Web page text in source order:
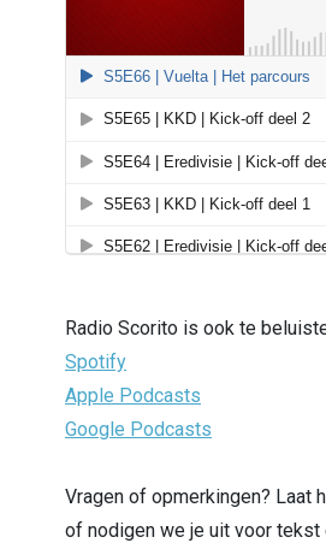
Radio Scorito is ook te
Spotify
Apple Podcasts
Google Podcasts
Vragen of opmerkingen? Laat
of nodigen we je uit voor tekst